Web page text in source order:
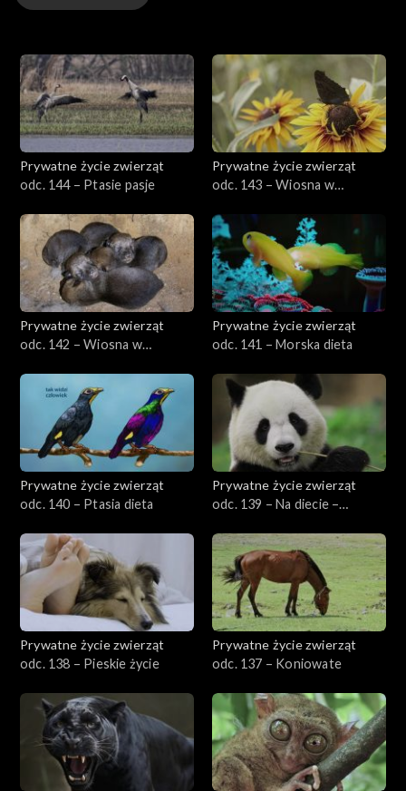
Prywatne życie zwierząt
odc. 144 – Ptasie pasje
Prywatne życie zwierząt
odc. 143 – Wiosna w
Prywatne życie zwierząt
odc. 142 – Wiosna w
Prywatne życie zwierząt
odc. 141 – Morska dieta
Prywatne życie zwierząt
odc. 140 – Ptasia dieta
Prywatne życie zwierząt
odc. 139 – Na diecie –
Prywatne życie zwierząt
odc. 138 – Pieskie życie
Prywatne życie zwierząt
odc. 137 – Koniowate